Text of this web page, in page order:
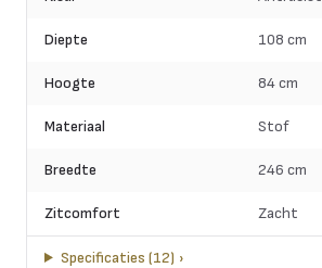
Diepte 108 cm
Hoogte 84 cm
Materiaal Stof
Breedte 246 cm
Zitcomfort Zacht
Specificaties (12) ›